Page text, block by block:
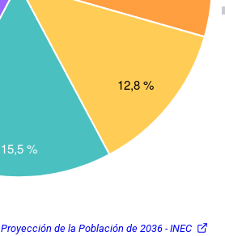
Proyección de la Población de 2036 - INEC